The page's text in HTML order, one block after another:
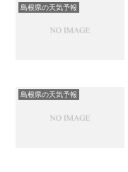
島根県の天気予報
島根県の天気予報